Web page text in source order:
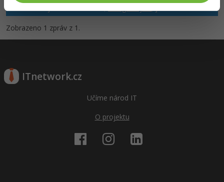
Zobrazeno 1 zpráv z 1.
ITnetwork.cz
Učíme národ IT
O projektu